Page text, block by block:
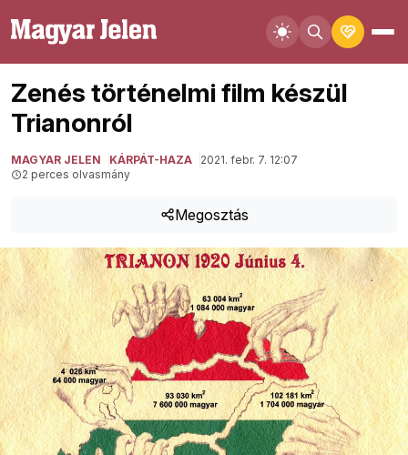
Zenés történelmi film készül
Trianonról
MAGYAR JELEN KÁRPÁT-HAZA
2021. febr. 7. 12:07
2 perces olvasmány
Megosztás